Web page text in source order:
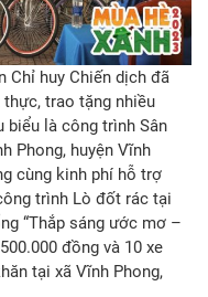
Chỉ huy Chiến dịch đã
trao tặng nhiều
biểu là công trình Sân
Phong, huyện Vĩnh
cùng kinh phí hỗ trợ
trình Lò đốt rác tại
“Thắp sáng ước mơ –
đồng và 10 xe
tại xã Vĩnh Phong,